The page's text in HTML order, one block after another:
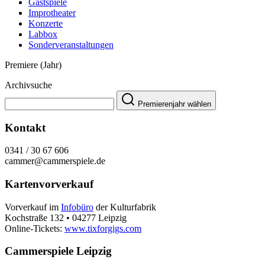
Improtheater
Konzerte
Labbox
Sonderveranstaltungen
Premiere (Jahr)
Archivsuche
Premierenjahr wählen
Kontakt
0341 / 30 67 606
cammer@cammerspiele.de
Kartenvorverkauf
Vorverkauf im Infobüro der Kulturfabrik
Kochstraße 132 • 04277 Leipzig
Online-Tickets: www.tixforgigs.com
Cammerspiele Leipzig